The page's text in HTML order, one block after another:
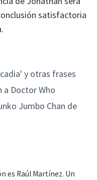
satisfactoria
y otras frases
a Doctor Who
Jumbo Chan de
es Raúl Martínez. Un